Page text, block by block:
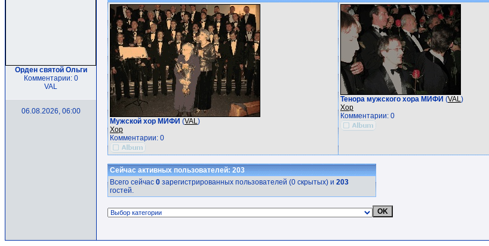
Орден святой Ольги
Комментарии: 0
VAL
06.08.2026, 06:00
Мужской хор МИФИ (VAL)
Хор
Комментарии: 0
Тенора мужского хора МИФИ (VAL)
Хор
Комментарии: 0
Сейчас активных пользователей: 203
Всего сейчас 0 зарегистрированных пользователей (0 скрытых) и 203
гостей.